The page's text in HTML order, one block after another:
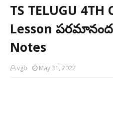
TS TELUGU 4TH
Lesson
Notes
vgb May 31, 2022